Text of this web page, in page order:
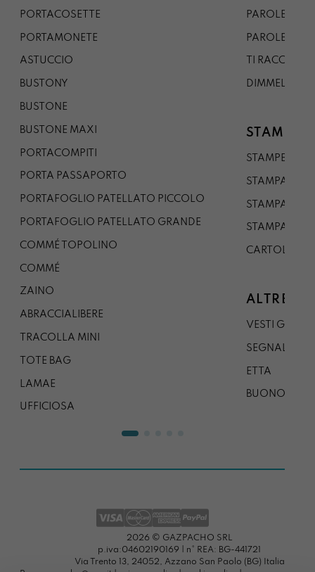
PORTACOSETTE
PORTAMONETE
ASTUCCIO
BUSTONY
BUSTONE
BUSTONE MAXI
PORTACOMPITI
PORTA PASSAPORTO
PORTAFOGLIO PATELLATO PICCOLO
PORTAFOGLIO PATELLATO GRANDE
COMMÉ TOPOLINO
COMMÉ
ZAINO
ABRACCIALIBERE
TRACOLLA MINI
TOTE BAG
LAMAE
UFFICIOSA
PAROLE DAL
PAROLE DA
TI
DIMMELO
STAMPE
STAMPE A5
STAMPA A3
STAMPA A1
STAMPA A0
CARTOLINA
ALTRE
VESTI
SEGNALIBRO
ETTA
BUONO
2026 © GAZPACHO SRL
p.iva:04602190169 | n° REA: BG-441721
Via Trento 13, 24052, Azzano San Paolo (BG) Italia